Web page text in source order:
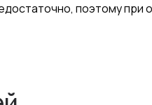
поэтому при